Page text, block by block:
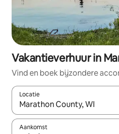
Vakantieverhuur in
Vind en boek bijzondere
Locatie
Wanneer er suggesties
Aankomst